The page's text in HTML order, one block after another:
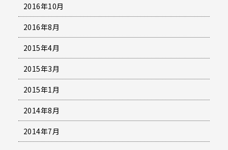
2016年10月
2016年8月
2015年4月
2015年3月
2015年1月
2014年8月
2014年7月